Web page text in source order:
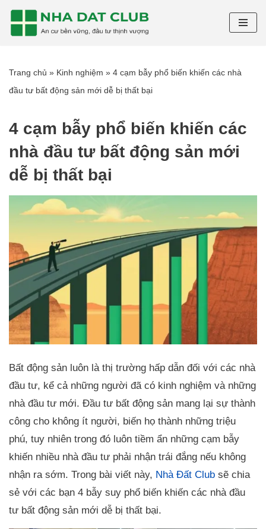
Chuyển
nội
dung
Trang chủ » Kinh nghiệm » 4 cạm bẫy phổ biến khiến các nhà
đầu tư bất động sản mới dễ bị thất bại
4 cạm bẫy phổ biến khiến các
nhà đầu tư bất động sản mới
dễ bị thất bại
Bất động sản luôn là thị trường hấp dẫn đối với các nhà
đầu tư, kể cả những người đã có kinh nghiệm và những
nhà đầu tư mới. Đầu tư bất động sản mang lại sự thành
công cho không ít người, biến họ thành những triệu
phú, tuy nhiên trong đó luôn tiềm ẩn những cạm bẫy
khiến nhiều nhà đầu tư phải nhận trái đắng nếu không
nhận ra sớm. Trong bài viết này, Nhà Đất Club sẽ chia
sẻ với các bạn 4 bẫy suy phổ biến khiến các nhà đầu
tư bất động sản mới dễ bị thất bại.